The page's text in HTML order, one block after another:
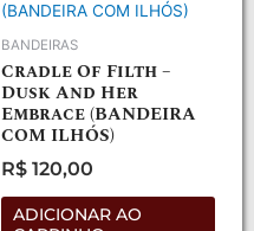
BANDEIRAS
Cradle Of Filth –
Dusk And Her
Embrace (BANDEIRA
COM ILHÓS)
Avaliação
0
R$ 120,00
ADICIONAR AO